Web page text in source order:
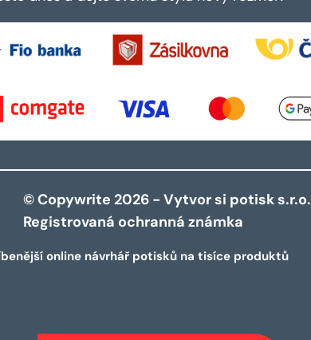
© Copywrite 2026 - Vytvor si potisk s.r.o.
Registrovaná ochranná známka
online návrhář potisků na tisíce produktů